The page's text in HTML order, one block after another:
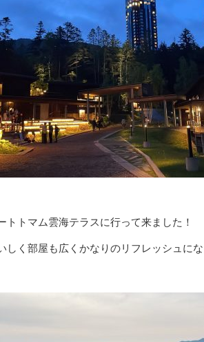
トトマム雲海テラスに行って来ました！
しく部屋も広くかなりのリフレッシュにな